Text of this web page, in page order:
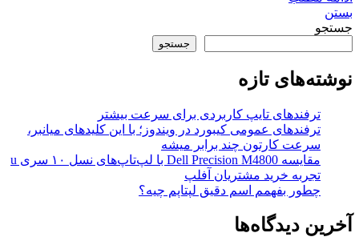
بستن
جستجو
جستجو
نوشته‌های تازه
ترفندهای تایپ کاربردی برای سرعت بیشتر
ترفندهای عمومی کیبورد در ویندوز؛ با این کلیدهای میانبر،
سرعت کارتون چند برابر میشه
مقایسه Dell Precision M4800 با لپ‌تاپ‌های نسل ۱۰ سری u
تجربه خرید مشتریان آفلپ
چطور بفهمم اسم دقیق لپتاپم چیه؟
آخرین دیدگاه‌ها